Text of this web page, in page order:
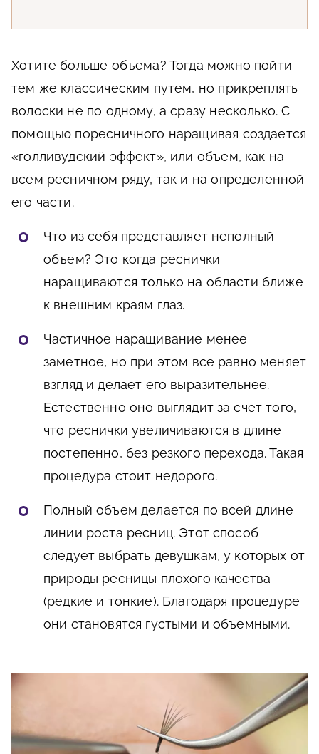
Хотите больше объема? Тогда можно пойти
тем же классическим путем, но прикреплять
волоски не по одному, а сразу несколько. С
помощью поресничного наращивая создается
«голливудский эффект», или объем, как на
всем ресничном ряду, так и на определенной
его части.
Что из себя представляет неполный
объем? Это когда реснички
наращиваются только на области ближе
к внешним краям глаз.
Частичное наращивание менее
заметное, но при этом все равно меняет
взгляд и делает его выразительнее.
Естественно оно выглядит за счет того,
что реснички увеличиваются в длине
постепенно, без резкого перехода. Такая
процедура стоит недорого.
Полный объем делается по всей длине
линии роста ресниц. Этот способ
следует выбрать девушкам, у которых от
природы ресницы плохого качества
(редкие и тонкие). Благодаря процедуре
они становятся густыми и объемными.